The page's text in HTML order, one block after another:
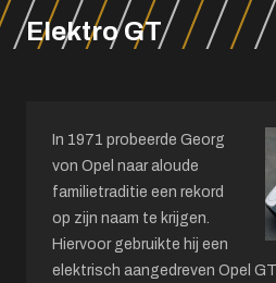
Elektro GT
In 1971 probeerde Georg
von Opel naar aloude
familietraditie een rekord
op zijn naam te krijgen.
Hiervoor gebruikte hij een
elektrisch aangedreven Opel